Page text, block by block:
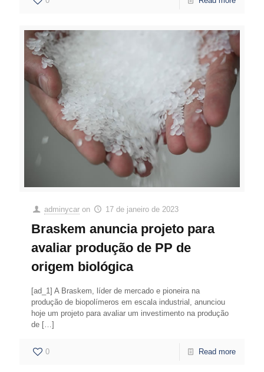
adminycar on 17 de janeiro de 2023
Braskem anuncia projeto para
avaliar produção de PP de
origem biológica
[ad_1] A Braskem, líder de mercado e pioneira na
produção de biopolímeros em escala industrial, anunciou
hoje um projeto para avaliar um investimento na produção
de […]
0 Read more